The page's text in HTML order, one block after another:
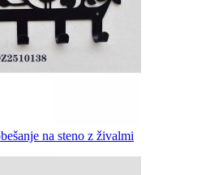
na steno z živalmi